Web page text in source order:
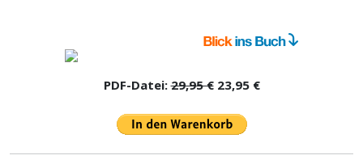
PDF-Datei:29,95 €23,95 €